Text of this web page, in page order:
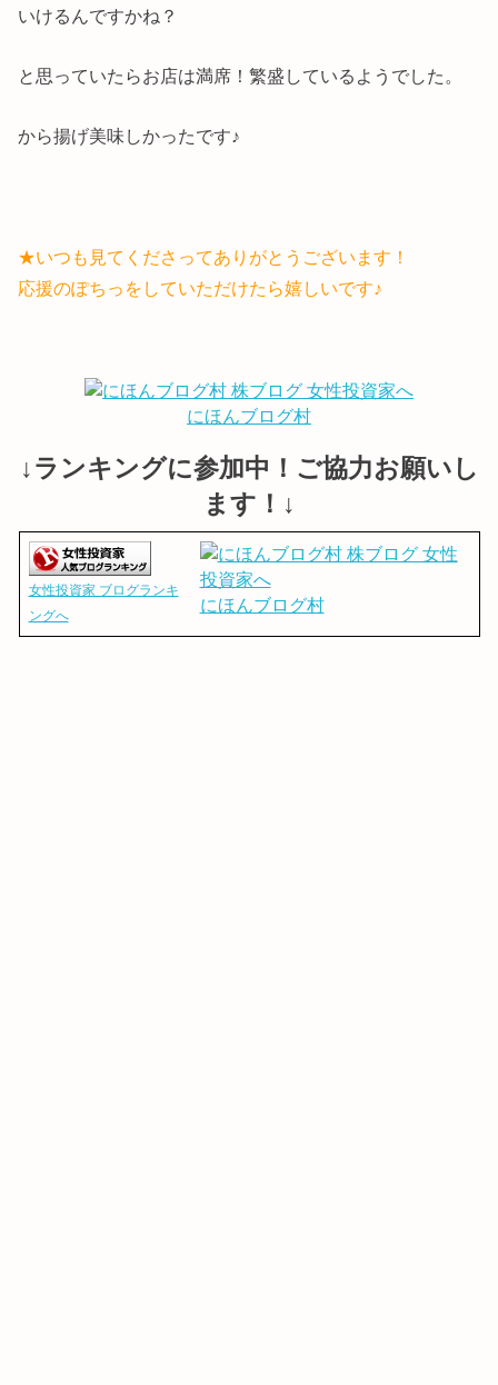
いけるんですかね？
と思っていたらお店は満席！繁盛しているようでした。
から揚げ美味しかったです♪
★いつも見てくださってありがとうございます！
応援のぽちっをしていただけたら嬉しいです♪
にほんブログ村
↓ランキングに参加中！ご協力お願いし
ます！↓
女性投資家 ブログランキ
ングへ
にほんブログ村